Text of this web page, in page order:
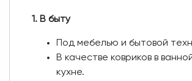
1. В быту
Под мебелью и бытовой
В качестве ковриков в
кухне.